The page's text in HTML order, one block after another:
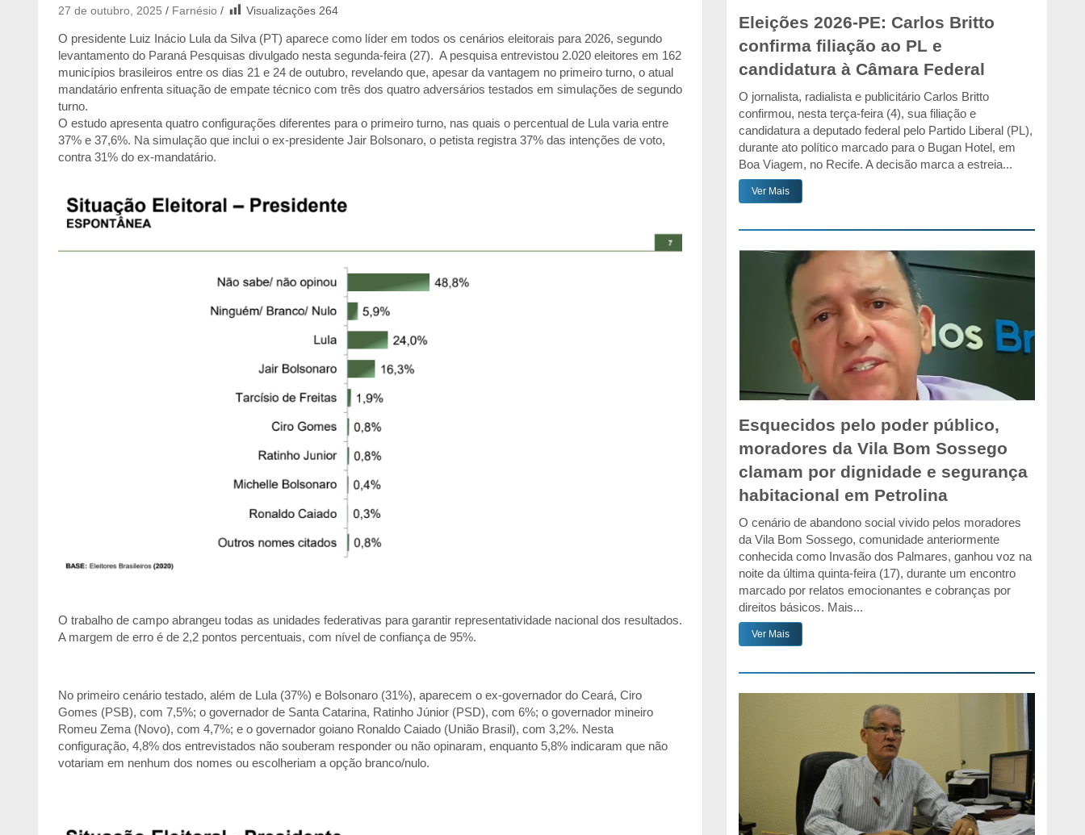
27 de outubro, 2025 Farnésio Visualizações 264
O presidente Luiz Inácio Lula da Silva (PT) aparece como líder em todos os cenários eleitorais para 2026, segundo
levantamento do Paraná Pesquisas divulgado nesta segunda-feira (27). A pesquisa entrevistou 2.020 eleitores em 162
municípios brasileiros entre os dias 21 e 24 de outubro, revelando que, apesar da vantagem no primeiro turno, o atual
mandatário enfrenta situação de empate técnico com três dos quatro adversários testados em simulações de segundo
turno.
O estudo apresenta quatro configurações diferentes para o primeiro turno, nas quais o percentual de Lula varia entre
37% e 37,6%. Na simulação que inclui o ex-presidente Jair Bolsonaro, o petista registra 37% das intenções de voto,
contra 31% do ex-mandatário.
O trabalho de campo abrangeu todas as unidades federativas para garantir representatividade nacional dos resultados.
A margem de erro é de 2,2 pontos percentuais, com nível de confiança de 95%.
No primeiro cenário testado, além de Lula (37%) e Bolsonaro (31%), aparecem o ex-governador do Ceará, Ciro
Gomes (PSB), com 7,5%; o governador de Santa Catarina, Ratinho Júnior (PSD), com 6%; o governador mineiro
Romeu Zema (Novo), com 4,7%; e o governador goiano Ronaldo Caiado (União Brasil), com 3,2%. Nesta
configuração, 4,8% dos entrevistados não souberam responder ou não opinaram, enquanto 5,8% indicaram que não
votariam em nenhum dos nomes ou escolheriam a opção branco/nulo.
Eleições 2026-PE: Carlos Britto
confirma filiação ao PL e
candidatura à Câmara Federal
O jornalista, radialista e publicitário Carlos Britto
confirmou, nesta terça-feira (4), sua filiação e
candidatura a deputado federal pelo Partido Liberal (PL),
durante ato político marcado para o Bugan Hotel, em
Boa Viagem, no Recife. A decisão marca a estreia...
Ver Mais
Esquecidos pelo poder público,
moradores da Vila Bom Sossego
clamam por dignidade e segurança
habitacional em Petrolina
O cenário de abandono social vivido pelos moradores
da Vila Bom Sossego, comunidade anteriormente
conhecida como Invasão dos Palmares, ganhou voz na
noite da última quinta-feira (17), durante um encontro
marcado por relatos emocionantes e cobranças por
direitos básicos. Mais...
Ver Mais